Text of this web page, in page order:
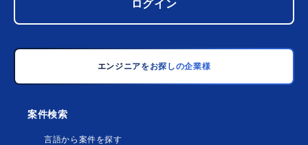
ログイン
エンジニアをお探しの企業様
案件検索
言語から案件を探す